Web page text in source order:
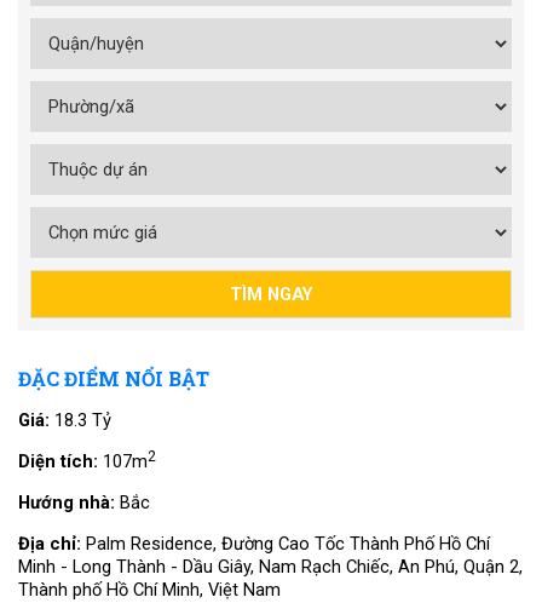
ĐẶC ĐIỂM NỔI BẬT
Giá: 18.3 Tỷ
Diện tích: 107m2
Hướng nhà: Bắc
Địa chỉ: Palm Residence, Đường Cao Tốc Thành Phố Hồ Chí
Minh - Long Thành - Dầu Giây, Nam Rạch Chiếc, An Phú, Quận 2,
Thành phố Hồ Chí Minh, Việt Nam